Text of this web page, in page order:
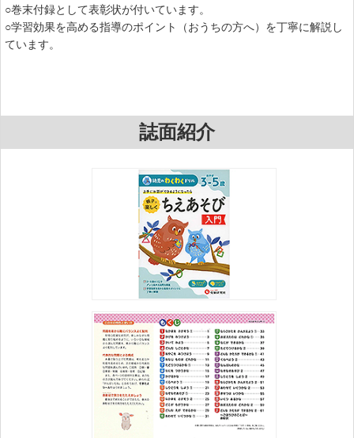
○巻末付録として表彰状が付いています。
○学習効果を高める指導のポイント（おうちの方へ）を丁寧に解説し
ています。
誌面紹介